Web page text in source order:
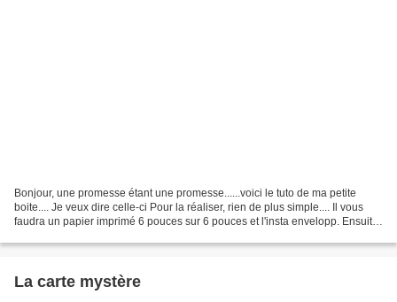
Bonjour, une promesse étant une promesse......voici le tuto de ma petite
boite.... Je veux dire celle-ci Pour la réaliser, rien de plus simple.... Il vous
faudra un papier imprimé 6 pouces sur 6 pouces et l'insta envelopp. Ensuite,
La carte mystère